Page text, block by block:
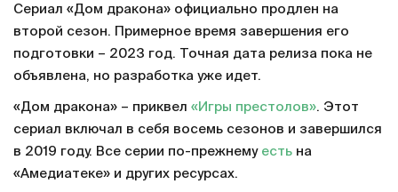
Сериал «Дом дракона» официально продлен на
второй сезон. Примерное время завершения его
подготовки – 2023 год. Точная дата релиза пока не
объявлена, но разработка уже идет.
«Дом дракона» – приквел «Игры престолов». Этот
сериал включал в себя восемь сезонов и завершился
в 2019 году. Все серии по-прежнему есть на
«Амедиатеке» и других ресурсах.